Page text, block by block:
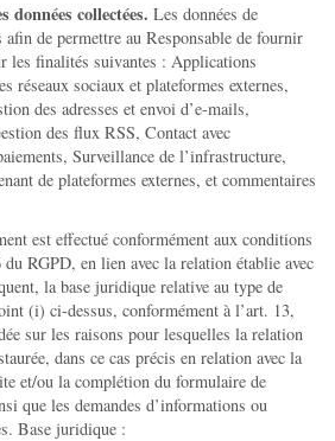
collectées. Les données de
de permettre au Responsable de fournir
les finalités suivantes : Applications
réseaux sociaux et plateformes externes,
des adresses et envoi d’e-mails,
des flux RSS, Contact avec
Surveillance de l’infrastructure,
de plateformes externes, et commentaires
est effectué conformément aux conditions
RGPD, en lien avec la relation établie avec
la base juridique relative au type de
(i) ci-dessus, conformément à l’art. 13,
sur les raisons pour lesquelles la relation
dans ce cas précis en relation avec la
et/ou la complétion du formulaire de
que les demandes d’informations ou
Base juridique :